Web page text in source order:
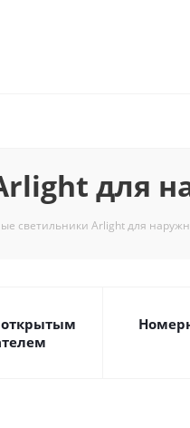
для
светильники Arlight для